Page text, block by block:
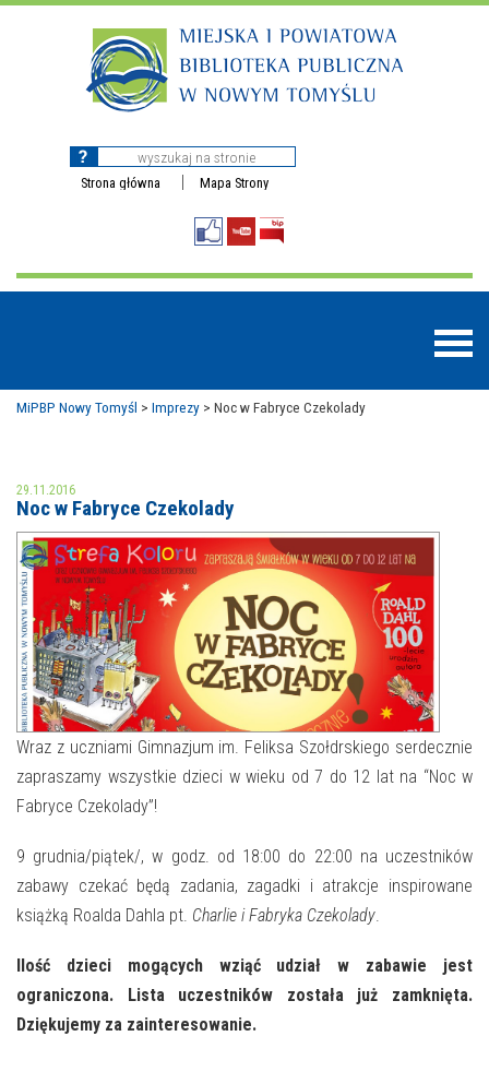
Strona główna Mapa Strony
MOJE KONTO
AKTUALNOŚCI
NAJBLIŻSZE WYDARZENIA
WYDARZENIA BIEŻĄCE
WYDARZYŁO SIĘ
NASZA OFERTA
STREFA WIEDZY O REGIONIE
STREFA KOLORU
FORMY STAŁE
NASZE FILIE
WYDARZENIA KULTURALNE
FOTO
E-INFORMATOR
O NAS
MiPBP Nowy Tomyśl > Imprezy > Noc w Fabryce Czekolady
29.11.2016
Noc w Fabryce Czekolady
Wraz z uczniami Gimnazjum im. Feliksa Szołdrskiego serdecznie
zapraszamy wszystkie dzieci w wieku od 7 do 12 lat na “Noc w
Fabryce Czekolady”!
9 grudnia/piątek/, w godz. od 18:00 do 22:00 na uczestników
zabawy czekać będą zadania, zagadki i atrakcje inspirowane
książką Roalda Dahla pt. Charlie i Fabryka Czekolady.
Ilość dzieci mogących wziąć udział w zabawie jest
ograniczona. Lista uczestników została już zamknięta.
Dziękujemy za zainteresowanie.